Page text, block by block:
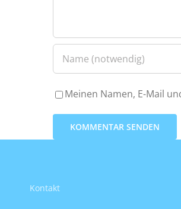
Meinen Namen, E-Mail
Kontakt